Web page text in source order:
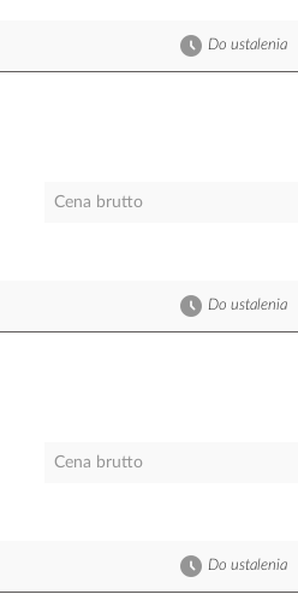
Do ustalenia
Cena brutto
Do ustalenia
Cena brutto
Do ustalenia